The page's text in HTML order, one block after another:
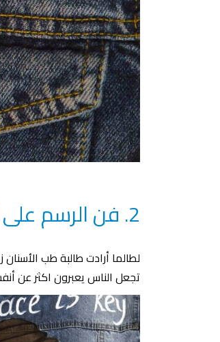
2. فن الرسم على الملابس
لطالما أرادت طالبة طب
تجعل الناس يعبرون اكثر عن